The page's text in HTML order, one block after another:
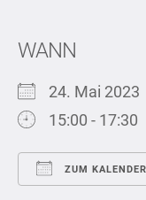
WANN
24. Mai 2023
15:00 - 17:30
ZUM